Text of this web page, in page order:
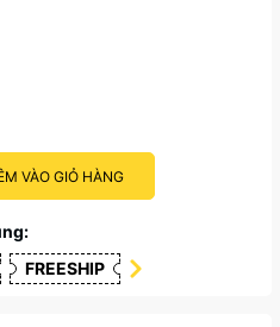
VÀO GIỎ HÀNG
FREESHIP